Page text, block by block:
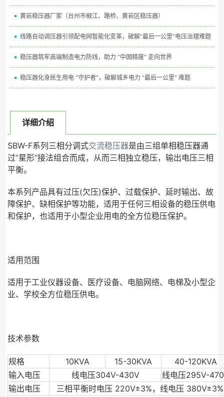
黄岩稳压器厂家（台州市椒江、路桥、黄岩区稳压器）
线路自动调压器引领配电网智能化变革，破解“最后一公里”电压治理难题
稳压器筑牢高端制造电力防线，助力 “中国精度” 走向世界
稳压器化身民生用电 “守护者”，破解城乡电力 “最后一公里” 难题
详细介绍
SBW-F系列三相分调式交流稳压器是由三组单相稳压器通
过“星形”接法组合而成，从而三相独立稳压，输出电压三相
平衡。
本系列产品具有过压(欠压)保护、过载保护、延时输出、故
障保护、缺相保护等功能，适用于任何三相设备的稳压供电
和保护，也适用于小型企业用电的全方位稳压保护。
适用范围
适用于工业仪器设备、医疗设备、电脑网络、电梯及小型企
业、学校全方位稳压供电。
技术参数
规格 10KVA 15-30KVA
40-120KVA
输入电压
线电压304V-430V
线电压295V-
输出电压
三相平衡时电压 220V±3%，线电压 380V±3%